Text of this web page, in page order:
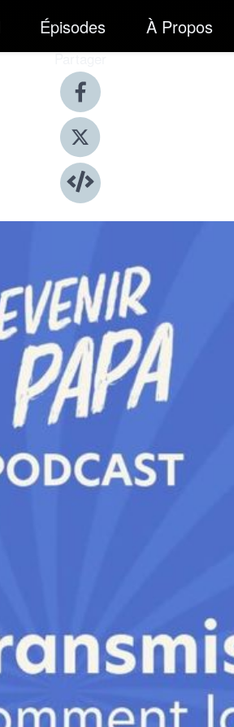
Épisodes À Propos
Partager